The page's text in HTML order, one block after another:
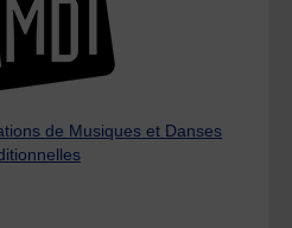
de Musiques et Danses